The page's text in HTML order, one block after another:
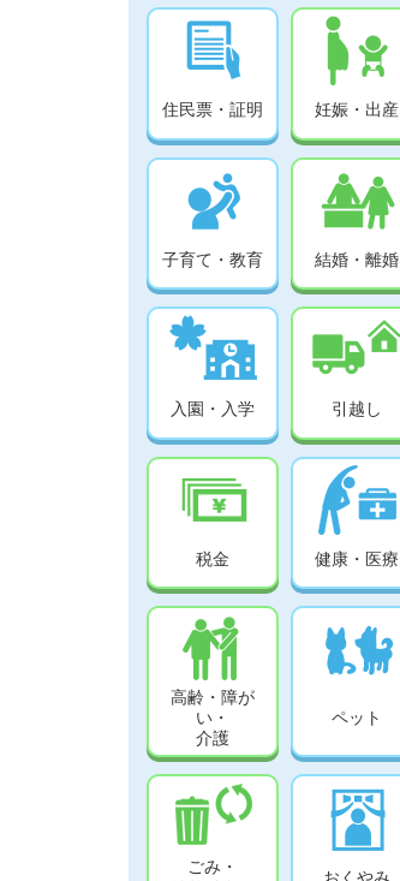
住民票・証明 妊娠・出産
子育て・教育 結婚・離婚
入園・入学 引越し
税金 健康・医療
高齢・障が
い・
介護
ペット
ごみ・
おくやみ